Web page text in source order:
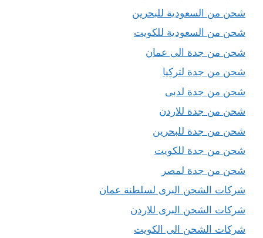
شحن من السعودية للبحرين
شحن من السعودية للكويت
شحن من جدة الى عمان
شحن من جدة لتركيا
شحن من جدة لدبى
شحن من جدة للاردن
شحن من جدة للبحرين
شحن من جدة للكويت
شحن من جدة لمصر
شركات الشحن البرى لسلطنة عمان
شركات الشحن البرى للاردن
شركات الشحن الى الكويت